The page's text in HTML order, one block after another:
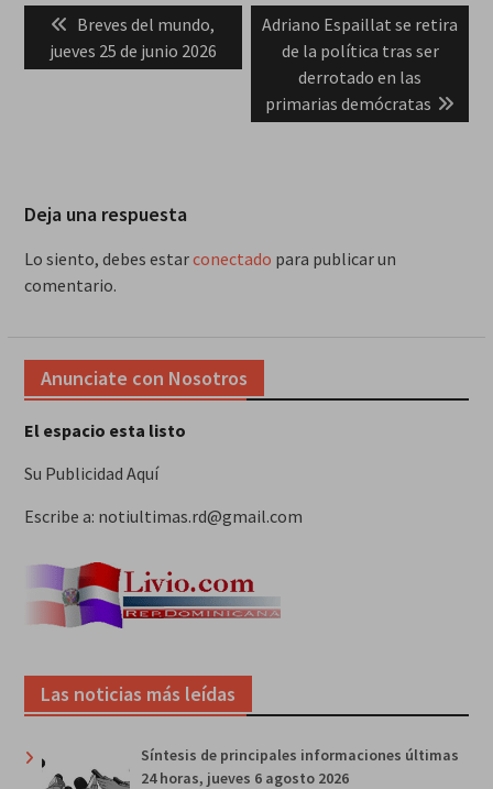
entradas
Previous
post:
Breves del mundo,
jueves 25 de junio 2026
Next
post:
Adriano Espaillat se retira
de la política tras ser
derrotado en las
primarias demócratas
Deja una respuesta
Lo siento, debes estarconectado para publicar un
comentario.
Anunciate con Nosotros
El espacio esta listo
Su Publicidad Aquí
Escribe a: notiultimas.rd@gmail.com
Las noticias más leídas
Síntesis de principales informaciones últimas
24 horas, jueves 6 agosto 2026